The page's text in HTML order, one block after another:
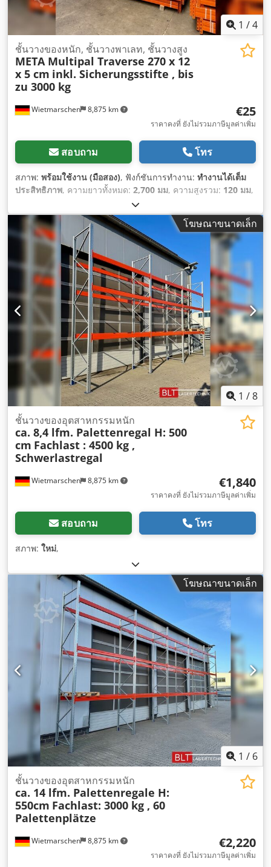
1 /4
Wietmarschen 8,875 km
ชั้นวางของหนัก, ชั้นวางพาเลท, ชั้นวางสูง
META Multipal Traverse 270 x 12
x 5 cm inkl. Sicherungsstifte , bis
zu 3000 kg
€25
ราคาคงที่ ยังไม่รวมภาษีมูลค่าเพิ่ม
สอบถาม โทร
สภาพ: พร้อมใช้งาน (มือสอง), ฟังก์ชันการทำงาน: ทำงานได้เต็ม
ประสิทธิภาพ, ความยาวทั้งหมด: 2,700 มม, ความสูงรวม: 120 มม,
, ความจุในการรับน้ำหนัก:
โฆษณาขนาดเล็ก
1 /8
Wietmarschen 8,875 km
ชั้นวางของอุตสาหกรรมหนัก
ca. 8,4 lfm. Palettenregal H: 500
cm Fachlast : 4500 kg ,
Schwerlastregal
€1,840
ราคาคงที่ ยังไม่รวมภาษีมูลค่าเพิ่ม
สอบถาม โทร
สภาพ: ใหม่,
โฆษณาขนาดเล็ก
1 / 6
Wietmarschen 8,875 km
ชั้นวางของอุตสาหกรรมหนัก
ca. 14 lfm. Palettenregale H:
550cm Fachlast: 3000 kg , 60
Palettenplätze
€2,220
ราคาคงที่ ยังไม่รวมภาษีมูลค่าเพิ่ม